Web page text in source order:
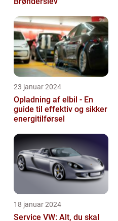
23 januar 2024
Opladning af elbil - En
guide til effektiv og sikker
energitilførsel
18 januar 2024
Service VW: Alt, du skal